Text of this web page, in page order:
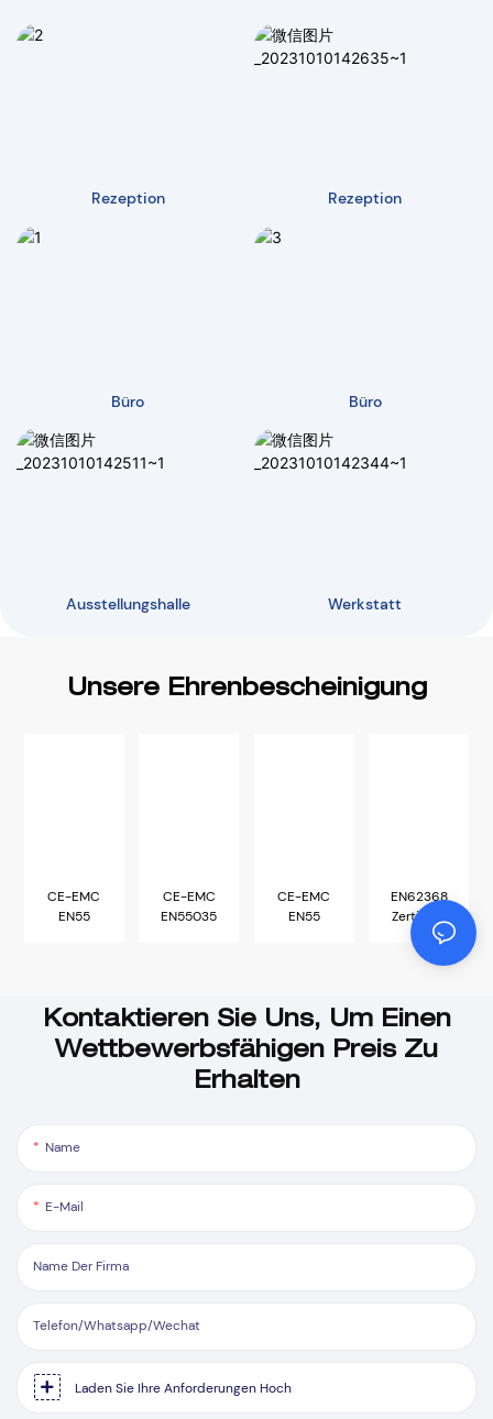
Rezeption Rezeption
Büro Büro
Ausstellungshalle Werkstatt
Unsere Ehrenbescheinigung
CE-EMC
EN55
CE-EMC
EN55035
CE-EMC
EN55
EN62368
Zertifikat
Kontaktieren Sie Uns, Um Einen
Wettbewerbsfähigen Preis Zu
Erhalten
Name
E-Mail
Name Der Firma
Telefon/Whatsapp/Wechat
Laden Sie Ihre Anforderungen Hoch